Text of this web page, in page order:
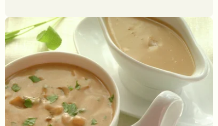
vurdere
denne
oppskriften.